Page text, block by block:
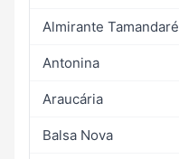
Almirante Tamandaré
Antonina
Araucária
Balsa Nova